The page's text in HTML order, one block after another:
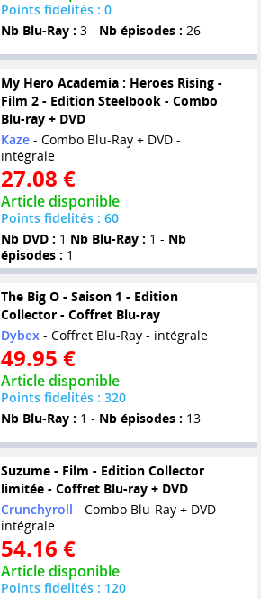
Points fidelités : 0
Nb Blu-Ray : 3 - Nb épisodes : 26
My Hero Academia : Heroes Rising -
Film 2 - Edition Steelbook - Combo
Blu-ray + DVD
Kaze- Combo Blu-Ray + DVD -
intégrale
27.08 €
Article disponible
Points fidelités : 60
Nb DVD : 1 Nb Blu-Ray : 1 - Nb
épisodes : 1
The Big O - Saison 1 - Edition
Collector - Coffret Blu-ray
Dybex- Coffret Blu-Ray - intégrale
49.95 €
Article disponible
Points fidelités : 320
Nb Blu-Ray : 1 - Nb épisodes : 13
Suzume - Film - Edition Collector
limitée - Coffret Blu-ray + DVD
Crunchyroll - Combo Blu-Ray + DVD -
intégrale
54.16 €
Article disponible
Points fidelités : 120